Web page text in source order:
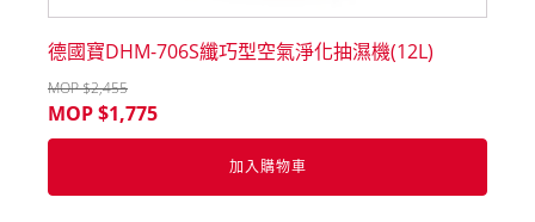
德國寶DHM-706S纖巧型空氣淨化抽濕機(12L)
MOP $2,455
MOP $1,775
加入購物車